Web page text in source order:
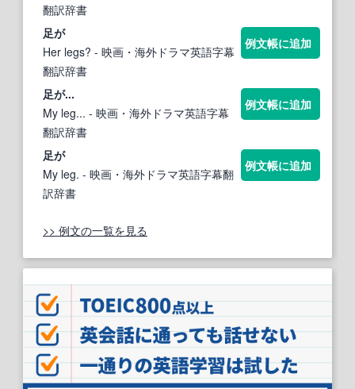
翻訳辞書
足が
Her legs? - 映画・海外ドラマ英語字幕
翻訳辞書
例文帳に追加
足が...
My leg... - 映画・海外ドラマ英語字幕
翻訳辞書
例文帳に追加
足が
My leg. - 映画・海外ドラマ英語字幕翻
訳辞書
例文帳に追加
>> 例文の一覧を見る